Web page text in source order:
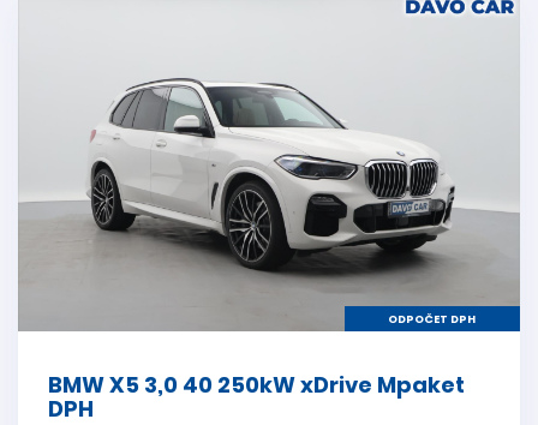
ODPOČET DPH
BMW X5 3,0 40 250kW xDrive Mpaket
DPH